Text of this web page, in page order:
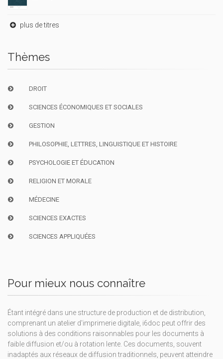
plus de titres
Thèmes
DROIT
SCIENCES ÉCONOMIQUES ET SOCIALES
GESTION
PHILOSOPHIE, LETTRES, LINGUISTIQUE ET HISTOIRE
PSYCHOLOGIE ET ÉDUCATION
RELIGION ET MORALE
MÉDECINE
SCIENCES EXACTES
SCIENCES APPLIQUÉES
Pour mieux nous connaître
Étant intégré dans une structure de production et de distribution,
comprenant un atelier d'imprimerie digitale, i6doc peut offrir des
solutions à des conditions raisonnables pour les documents à
faible diffusion et/ou à rotation lente. Ces documents, souvent
inadaptés aux réseaux de diffusion traditionnels, peuvent atteindre